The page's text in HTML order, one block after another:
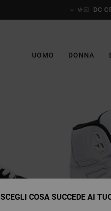
🤟🏻 DC
UOMO DONNA
SCEGLI COSA SUCCEDE AI